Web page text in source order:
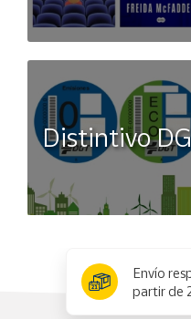
Distintivo
Envío
partir de